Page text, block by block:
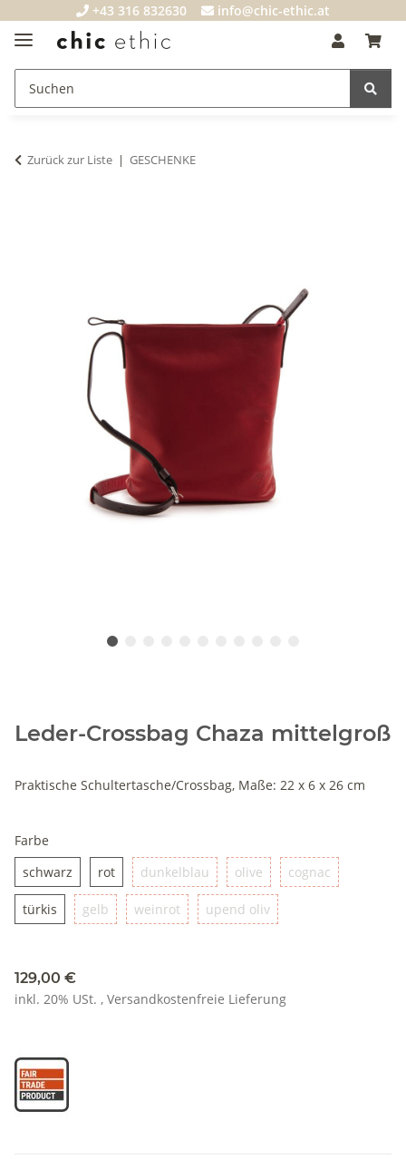
+43 316 832630 info@chic-ethic.at
Zurück zur Liste GESCHENKE
Leder-Crossbag Chaza mittelgroß
Praktische Schultertasche/Crossbag, Maße: 22 x 6 x 26 cm
Farbe
schwarz schwarz
rotrot dunkelblau dunkelblau
olive olivecognac cognac
türkis türkisgelb gelb weinrotweinrotupend olivupend oliv
129,00 €
inkl. 20% USt. , Versandkostenfreie Lieferung